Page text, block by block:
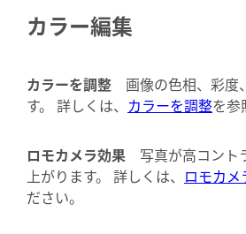
カラー編集
カラーを調整
画像の色相、彩度
す。 詳しくは、 カラーを調整を参
ロモカメラ効果
写真が高コント
上がります。 詳しくは、 ロモカメ
ださい。